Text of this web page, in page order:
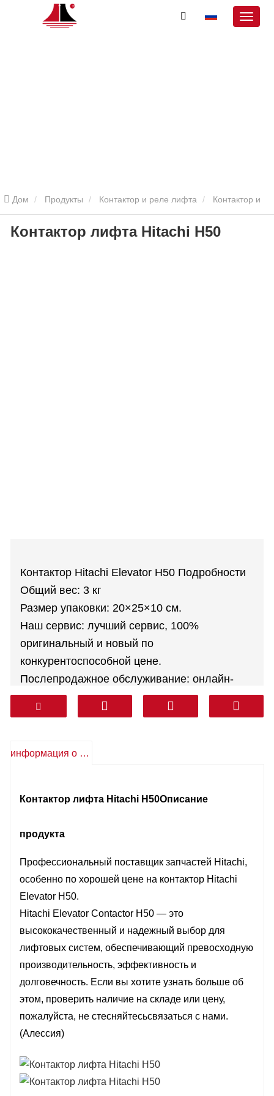
Дом Продукты Контактор и реле лифта Контактор и
реле поднимают Hitachi Hitachi H50 Lift Contector
Контактор лифта Hitachi H50
Контактор Hitachi Elevator H50 Подробности
Общий вес: 3 кг
Размер упаковки: 20×25×10 см.
Наш сервис: лучший сервис, 100%
оригинальный и новый по
конкурентоспособной цене.
Послепродажное обслуживание: онлайн-
техническая поддержка, бесплатные
запасные части, возврат и т. д.
Курьер: DHL FEDEX TNT UPS AREMEX
Ближний Восток (КСА, ОАЭ, Катар и т. д.),
информация о продукте
Контактор лифта Hitachi H50Описание
продукта
Профессиональный поставщик запчастей Hitachi,
особенно по хорошей цене на контактор Hitachi
Elevator H50.
Hitachi Elevator Contactor H50 — это
высококачественный и надежный выбор для
лифтовых систем, обеспечивающий превосходную
производительность, эффективность и
долговечность. Если вы хотите узнать больше об
этом, проверить наличие на складе или цену,
пожалуйста, не стесняйтесьсвязаться с нами.
(Алессия)